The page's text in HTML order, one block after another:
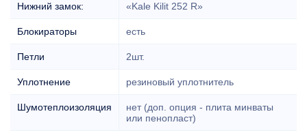
Нижний замок: «Kale Kilit 252 R»
Блокираторы есть
Петли 2шт.
Уплотнение резиновый уплотнитель
Шумотеплоизоляция
нет (доп. опция - плита минваты
или пенопласт)